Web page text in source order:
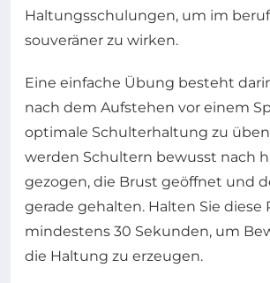
Haltungsschulungen, um im
souveräner zu wirken.
Eine einfache Übung besteht
nach dem Aufstehen vor einem
optimale Schulterhaltung zu
werden Schultern bewusst nach
gezogen, die Brust geöffnet und
gerade gehalten. Halten Sie diese
mindestens 30 Sekunden, um
die Haltung zu erzeugen.